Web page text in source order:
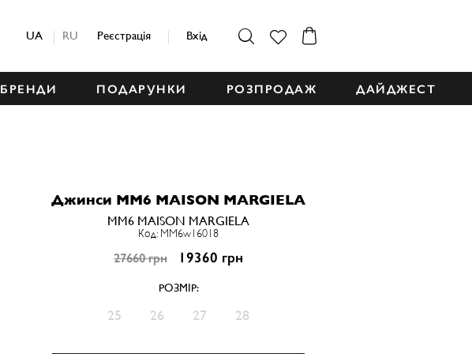
UA RU Реєстрація Вхід
БРЕНДИ ПОДАРУНКИ РОЗПРОДАЖ ДАЙДЖЕСТ
Джинси MM6 MAISON MARGIELA
MM6 MAISON MARGIELA
Код: MM6w16018
27660 грн 19360 грн
РОЗМІР:
25 26 27 28